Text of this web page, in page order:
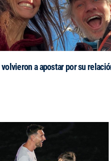
a apostar por su